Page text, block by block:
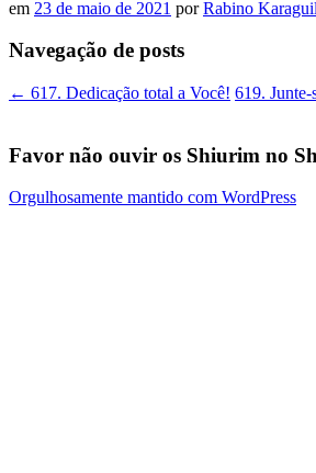
em 23 de maio de 2021 porRabino
Navegação de posts
← 617. Dedicação total a Você! 619. Junte-
Favor não ouvir os Shiurim no
Orgulhosamente mantido com WordPress